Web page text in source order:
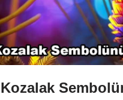
Kozalak